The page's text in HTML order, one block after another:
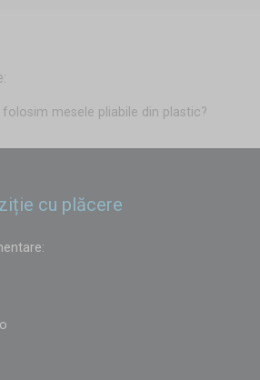
mesele pliabile din plastic?
cu plăcere